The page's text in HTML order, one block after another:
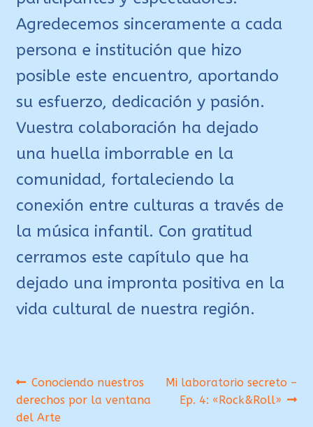
Agredecemos sinceramente a cada
persona e institución que hizo
posible este encuentro, aportando
su esfuerzo, dedicación y pasión.
Vuestra colaboración ha dejado
una huella imborrable en la
comunidad, fortaleciendo la
conexión entre culturas a través de
la música infantil. Con gratitud
cerramos este capítulo que ha
dejado una impronta positiva en la
vida cultural de nuestra región.
Navegación
de
Anterior:
Conociendo nuestros
derechos por la ventana
del Arte
Siguiente:
Mi laboratorio secreto –
Ep. 4: «Rock&Roll»